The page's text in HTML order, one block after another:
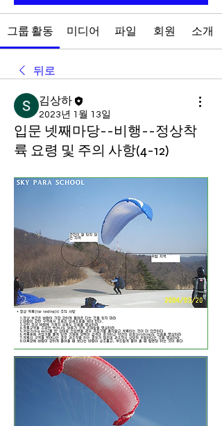
그룹 활동 미디어 파일 회원 소개
뒤로
김상하
2023년 1월 13일
입문 넷째마당--비행--정상착
륙 요령 및 주의 사항(4-12)